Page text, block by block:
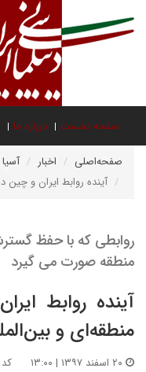
صفحه نخست درباره ما
صفحه‌اصلی اخبار
آینده روابط ایران و چین
روابطی که با حفظ
منطقه صورت می گیرد
آینده روابط
منطقه‌ای و
کد :